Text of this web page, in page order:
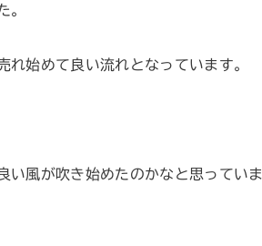
。
始めて良い流れとなっています。
い風が吹き始めたのかなと思っていま